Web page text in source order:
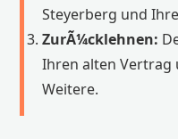
Steyerberg und
ZurÃ¼cklehnen:
Ihren alten Vertrag
Weitere.